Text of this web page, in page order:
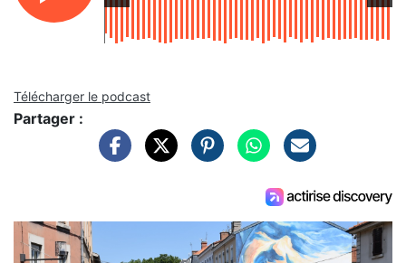
Télécharger le podcast
Partager :